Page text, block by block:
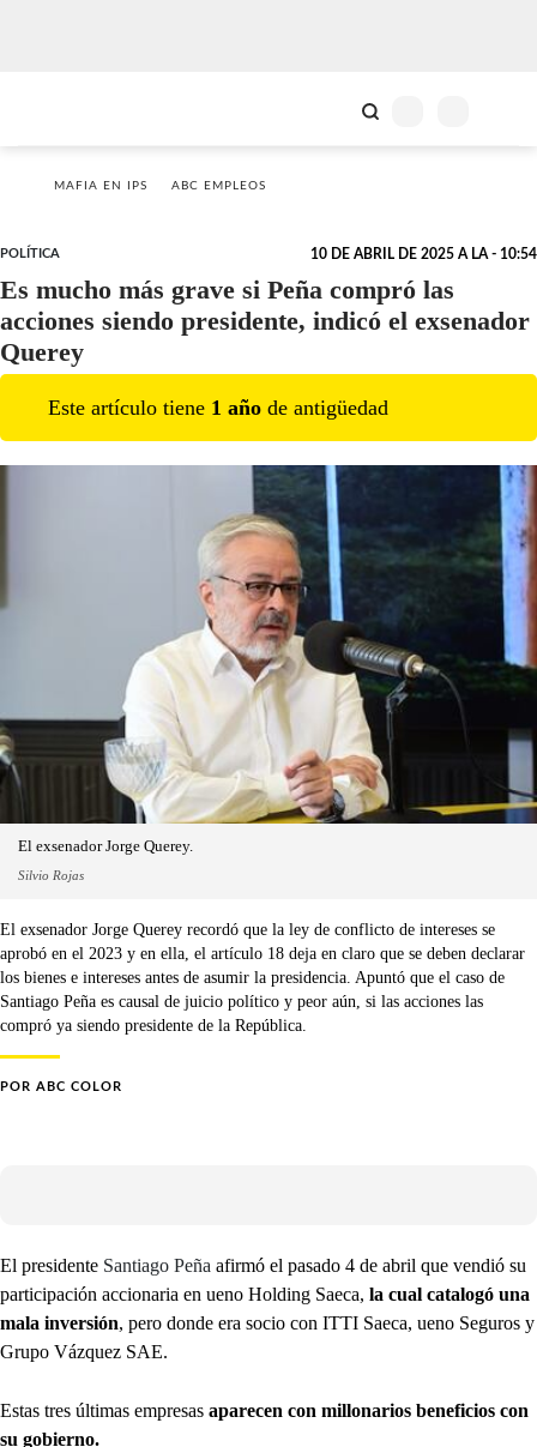
MAFIA EN IPS ABC EMPLEOS
POLÍTICA 10 DE ABRIL DE 2025 A LA - 10:54
Es mucho más grave si Peña compró las
acciones siendo presidente, indicó el exsenador
Querey
Este artículo tiene 1 año de antigüedad
El exsenador Jorge Querey.
Silvio Rojas
El exsenador Jorge Querey recordó que la ley de conflicto de intereses se
aprobó en el 2023 y en ella, el artículo 18 deja en claro que se deben declarar
los bienes e intereses antes de asumir la presidencia. Apuntó que el caso de
Santiago Peña es causal de juicio político y peor aún, si las acciones las
compró ya siendo presidente de la República.
POR ABC COLOR
El presidente Santiago Peña afirmó el pasado 4 de abril que vendió su
participación accionaria en ueno Holding Saeca, la cual catalogó una
mala inversión, pero donde era socio con ITTI Saeca, ueno Seguros y
Grupo Vázquez SAE.
Estas tres últimas empresas aparecen con millonarios beneficios con
su gobierno.